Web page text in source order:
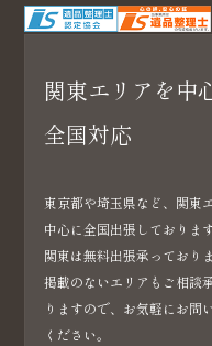
本サービスのサービ
(1) 本サービスに関す
ザー認証、ユーザー
(2) ユーザーのトラフ
(3) 広告の配信、表示
(4) 本サービスに関す
対応のため
(5) 本サービスに関す
関東エリアを中
全国対応
東京都や埼玉県など、関東
中心に全国出張しております
関東は無料出張承っておりま
掲載のないエリアもご相談
りますので、お気軽にお問
ください。